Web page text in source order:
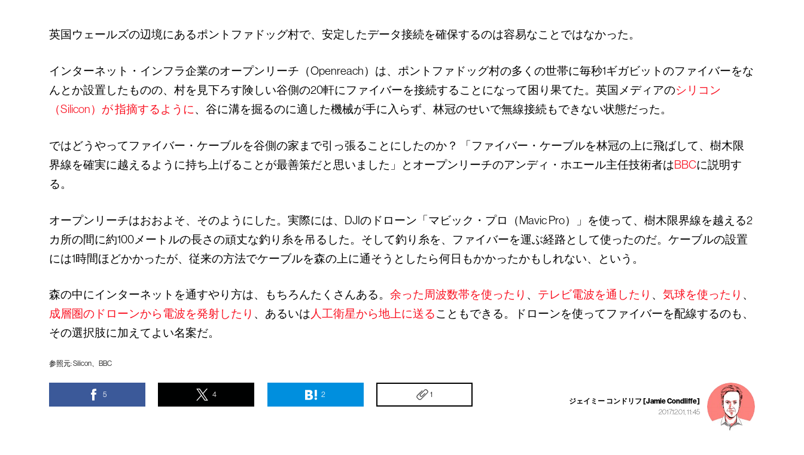
英国ウェールズの辺境にあるポントファドッグ村で、安定したデータ接続を確保するのは容易なことではなかった。
インターネット・インフラ企業のオープンリーチ（Openreach）は、ポントファドッグ村の多くの世帯に毎秒1ギガビットのファイバーをな
んとか設置したものの、村を見下ろす険しい谷側の20軒にファイバーを接続することになって困り果てた。英国メディアのシリコン
（Silicon）が 指摘するように、谷に溝を掘るのに適した機械が手に入らず、林冠のせいで無線接続もできない状態だった。
ではどうやってファイバー・ケーブルを谷側の家まで引っ張ることにしたのか？ 「ファイバー・ケーブルを林冠の上に飛ばして、樹木限
界線を確実に越えるように持ち上げることが最善策だと思いました」とオープンリーチのアンディ・ホエール主任技術者はBBCに説明す
る。
オープンリーチはおおよそ、そのようにした。実際には、DJIのドローン「マビック・プロ（Mavic Pro）」を使って、樹木限界線を越える2
カ所の間に約100メートルの長さの頑丈な釣り糸を吊るした。そして釣り糸を、ファイバーを運ぶ経路として使ったのだ。ケーブルの設置
には1時間ほどかかったが、従来の方法でケーブルを森の上に通そうとしたら何日もかかったかもしれない、という。
森の中にインターネットを通すやり方は、もちろんたくさんある。 余った周波数帯を使ったり 、 テレビ電波を通したり 、 気球を使ったり 、
成層圏のドローンから電波を発射したり 、あるいは人工衛星から地上に送ることもできる。ドローンを使ってファイバーを配線するのも、
その選択肢に加えてよい名案だ。
参照元:Silicon、 BBC
5 4 2 1
ジェイミー コンドリフ [Jamie Condliffe]
2017.12.01, 11:45